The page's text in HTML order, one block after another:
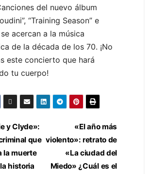
del nuevo álbum
“Training Season” e
se acercan a la música
de la década de los 70. ¡No
este concierto que hará
tu cuerpo!
«El año más
violento»: retrato de
«La ciudad del
Miedo» ¿Cuál es el
y Clyde»:
que
la muerte
historia